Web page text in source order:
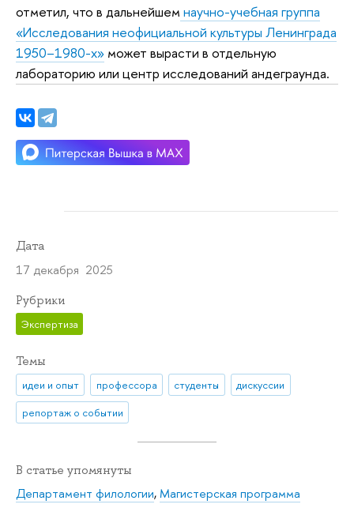
отметил, что в дальнейшем научно-учебная группа
«Исследования неофициальной культуры Ленинграда
1950–1980-х» может вырасти в отдельную
лабораторию или центр исследований андеграунда.
Дата
17 декабря 2025
Рубрики
Экспертиза
Темы
идеи и опыт профессора студенты
дискуссии
репортаж о событии
В статье упомянуты
Департамент филологии,Магистерская программа